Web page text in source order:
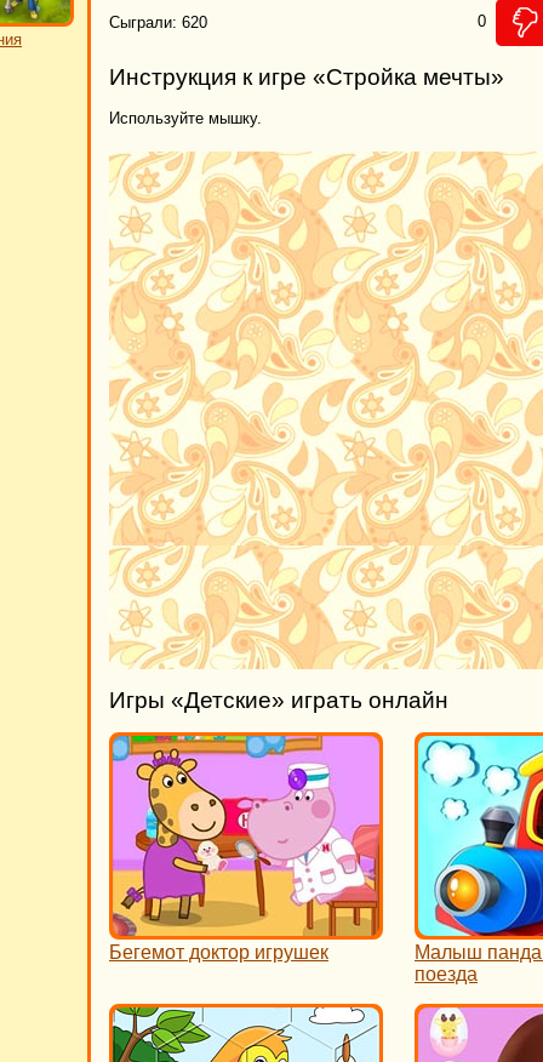
Сыграли: 620 0
Инструкция к игре «Стройка мечты»
Используйте мышку.
Игры «Детские» играть онлайн
Бегемот доктор игрушек
Малыш
поезда